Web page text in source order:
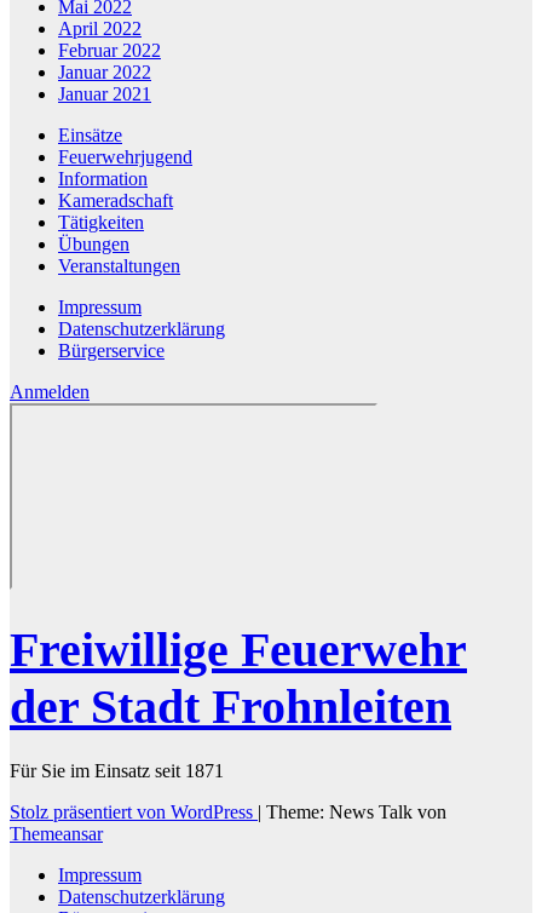
Mai 2022
April 2022
Februar 2022
Januar 2022
Januar 2021
Einsätze
Feuerwehrjugend
Information
Kameradschaft
Tätigkeiten
Übungen
Veranstaltungen
Impressum
Datenschutzerklärung
Bürgerservice
Anmelden
Freiwillige Feuerwehr
der Stadt Frohnleiten
Für Sie im Einsatz seit 1871
Stolz präsentiert von WordPress | Theme: News Talk von
Themeansar
Impressum
Datenschutzerklärung